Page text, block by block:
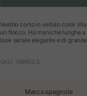
Vestito corto in velluto color
un fiocco. Ha maniche lunghe
look serale elegante e di grande
SKU: 199953.S
Marca spagnola